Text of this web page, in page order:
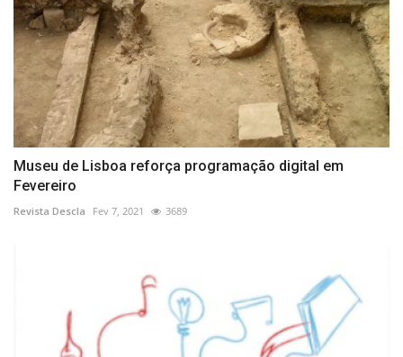
Museu de Lisboa reforça programação digital em
Fevereiro
Revista Descla Fev 7, 2021 3689